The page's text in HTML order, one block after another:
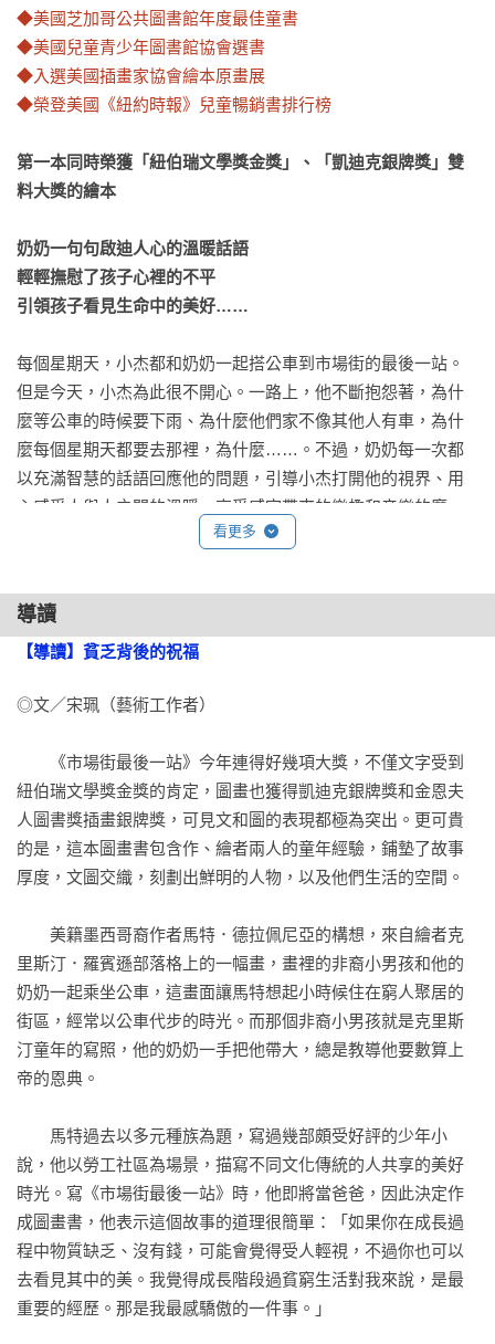
◆美國芝加哥公共圖書館年度最佳童書
◆美國兒童青少年圖書館協會選書
◆入選美國插畫家協會繪本原畫展
◆榮登美國《紐約時報》兒童暢銷書排行榜
第一本同時榮獲「紐伯瑞文學獎金獎」、「凱迪克銀牌獎」雙
料大獎的繪本
奶奶一句句啟迪人心的溫暖話語
輕輕撫慰了孩子心裡的不平
引領孩子看見生命中的美好……
每個星期天，小杰都和奶奶一起搭公車到市場街的最後一站。
但是今天，小杰為此很不開心。一路上，他不斷抱怨著，為什
麼等公車的時候要下雨、為什麼他們家不像其他人有車，為什
麼每個星期天都要去那裡，為什麼……。不過，奶奶每一次都
以充滿智慧的話語回應他的問題，引導小杰打開他的視界、用
心感受人與人之間的溫暖、享受感官帶來的樂趣和音樂的魔
術，並且體會圍繞在生活周遭的美好。
《市場街最後一站》是第一次同時獲得紐伯瑞文學獎金獎和凱
迪克銀牌獎的繪本，也是第一本得到紐伯瑞文學獎的繪本，可
見文字和圖畫的表現都極為突出，並且獲得極大的肯定。
美籍墨西哥裔作者馬特．德拉佩尼亞因為繪者克里斯汀．羅賓
故事。故事裡的主角和奶奶一路上遇見了形形色色的人，有盲
人、需要幫助的人、坐輪椅的人等等，作者並沒有刻意美化或
迴避，而是用故事呈現真實的世界給孩子，他希望能鼓舞那些
「成長過程中總是缺少些什麼」的孩子，並且祝福大家都能像
書中的奶奶一樣，總是可以發現生活中美好的事物。
善於用圖像說故事的繪者克里斯汀，用壓克力顏料、壓印和拼
貼作畫，充滿童趣的畫風，搭配簡略的黑線與鮮豔明亮的色
塊，充滿能量、活力十足，讓這個溫暖又動人的故事立體而鮮
活起來。圖文之間的互補與空間，使讀者可以憑想像勾畫小杰
和奶奶的生活景況，體會小杰心中的不平。
欽羨，總是熱切引領孩子看見他們所沒有的，使他們的眼光放
大。但是，他們不知道那種眼光叫誘惑，會讓靈動的音樂不再
拜訪他們耳朵，使天邊的彩虹不願陪他們散步，甚至摘走他們
眼裡微微閃爍的星子，直到他們真的一無所有為止。這時，什
麼樣的人可以從貧瘠的荒漠中將他們拯救出來呢？讓這本書告
訴我們吧！
看更多
導讀
【導讀】貧乏背後的祝福
◎文／宋珮（藝術工作者）
《市場街最後一站》今年連得好幾項大獎，不僅文字受到
紐伯瑞文學獎金獎的肯定，圖畫也獲得凱迪克銀牌獎和金恩夫
人圖書獎插畫銀牌獎，可見文和圖的表現都極為突出。更可貴
的是，這本圖畫書包含作、繪者兩人的童年經驗，鋪墊了故事
厚度，文圖交織，刻劃出鮮明的人物，以及他們生活的空間。
美籍墨西哥裔作者馬特．德拉佩尼亞的構想，來自繪者克
里斯汀．羅賓遜部落格上的一幅畫，畫裡的非裔小男孩和他的
奶奶一起乘坐公車，這畫面讓馬特想起小時候住在窮人聚居的
街區，經常以公車代步的時光。而那個非裔小男孩就是克里斯
汀童年的寫照，他的奶奶一手把他帶大，總是教導他要數算上
帝的恩典。
馬特過去以多元種族為題，寫過幾部頗受好評的少年小
說，他以勞工社區為場景，描寫不同文化傳統的人共享的美好
時光。寫《市場街最後一站》時，他即將當爸爸，因此決定作
成圖畫書，他表示這個故事的道理很簡單：「如果你在成長過
程中物質缺乏、沒有錢，可能會覺得受人輕視，不過你也可以
去看見其中的美。我覺得成長階段過貧窮生活對我來說，是最
重要的經歷。那是我最感驕傲的一件事。」